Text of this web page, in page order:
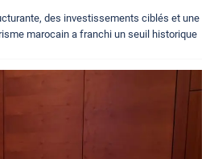
des investissements ciblés et une
marocain a franchi un seuil historique